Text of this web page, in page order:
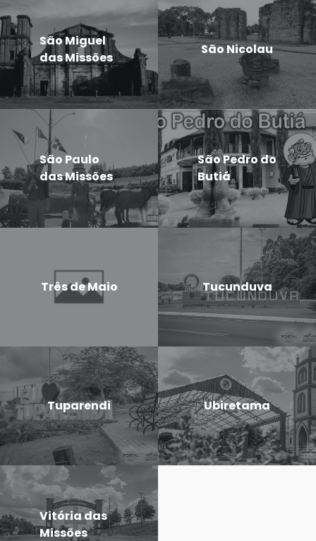
São Miguel
das Missões
São Nicolau
São Paulo
das Missões
São Pedro do
Butiá
Três de Maio Tucunduva
Tuparendi Ubiretama
Vitória das
Missões